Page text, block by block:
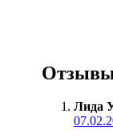
Лида